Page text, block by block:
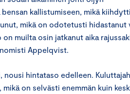
bensan kallistumiseen, mikä
mikä on odotetusti hidastanut
muilta osin jatkanut aika
Appelqvist.
hintataso edelleen.
on selvästi enemmän kuin